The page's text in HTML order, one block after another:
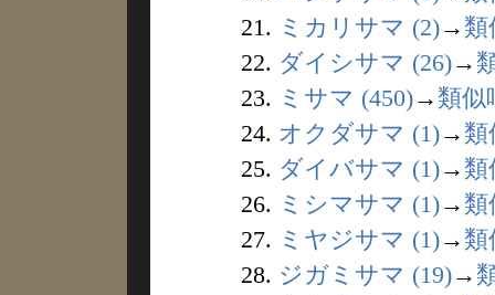
21. ミカリサマ (2)→ 類
22. ダイシサマ (26)→
23. ミサマ (450)→ 類似
24. オクダサマ (1)→ 類
25. ダイバサマ (1)→ 類
26. ミシマサマ (1)→ 類
27. ミヤジサマ (1)→ 類
28. ジガミサマ (19)→